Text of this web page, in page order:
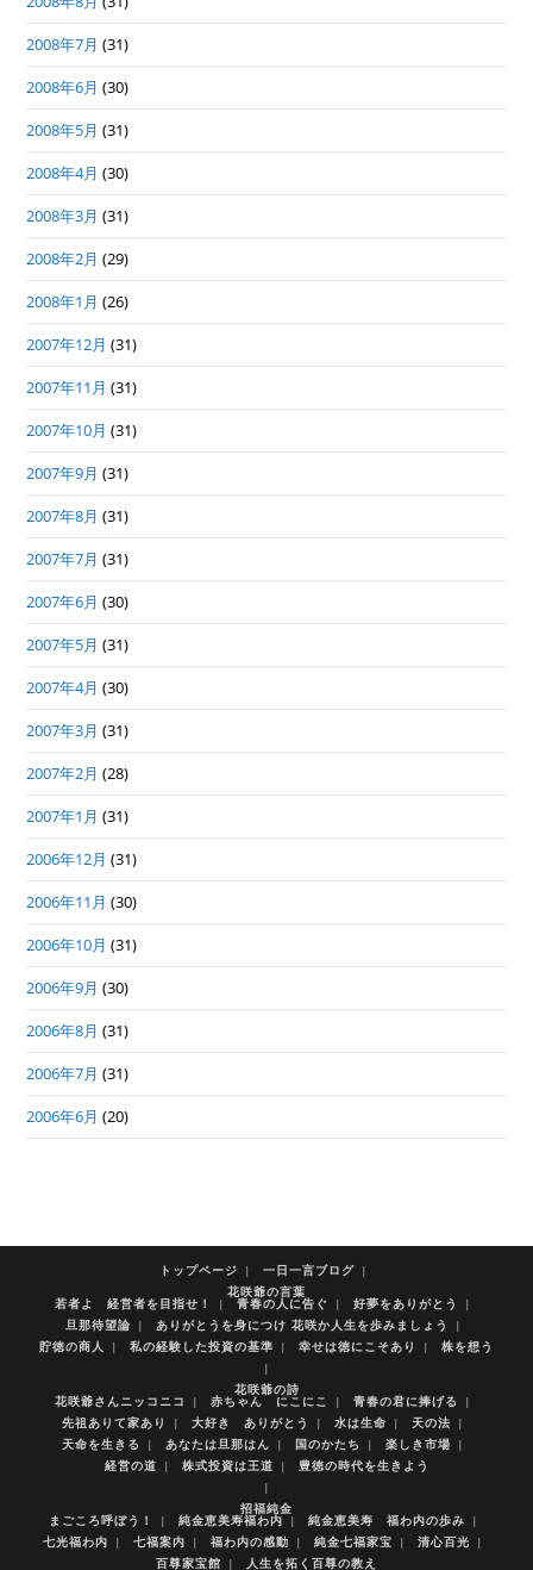
2008年7月 (31)
2008年6月 (30)
2008年5月 (31)
2008年4月 (30)
2008年3月 (31)
2008年2月 (29)
2008年1月 (26)
2007年12月 (31)
2007年11月 (31)
2007年10月 (31)
2007年9月 (31)
2007年8月 (31)
2007年7月 (31)
2007年6月 (30)
2007年5月 (31)
2007年4月 (30)
2007年3月 (31)
2007年2月 (28)
2007年1月 (31)
2006年12月 (31)
2006年11月 (30)
2006年10月 (31)
2006年9月 (30)
2006年8月 (31)
2006年7月 (31)
2006年6月 (20)
トップページ
一日一言ブログ
花咲爺の言葉
若者よ 経営者を目指せ！ 青春の人に告ぐ
好夢をありがとう
旦那待望論
ありがとうを身につけ 花咲か人生を歩みましょう
貯徳の商人
私の経験した投資の基準 幸せは徳にこそあり 株を想う
花咲爺の詩
花咲爺さんニッコニコ 赤ちゃん にこにこ
青春の君に捧げる
先祖ありて家あり
大好き ありがとう 水は生命
天の法
天命を生きる
あなたは旦那はん 国のかたち
楽しき市場
経営の道
株式投資は王道 豊徳の時代を生きよう
招福純金
まごころ呼ぼう！ 純金恵美寿福わ内
純金恵美寿 福わ内の歩み
七光福わ内
七福案内 福わ内の感動 純金七福家宝
清心百光
百尊家宝館
人生を拓く百尊の教え